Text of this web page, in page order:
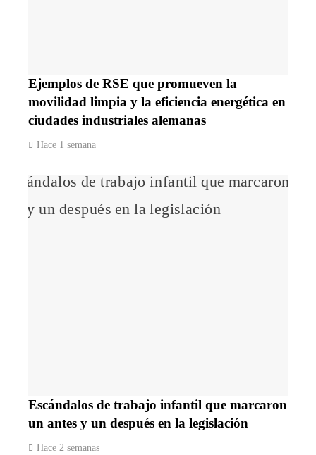
Ejemplos de RSE que promueven la
movilidad limpia y la eficiencia energética en
ciudades industriales alemanas
Hace 1 semana
Escándalos de trabajo infantil que marcaron
un antes y un después en la legislación
Hace 2 semanas